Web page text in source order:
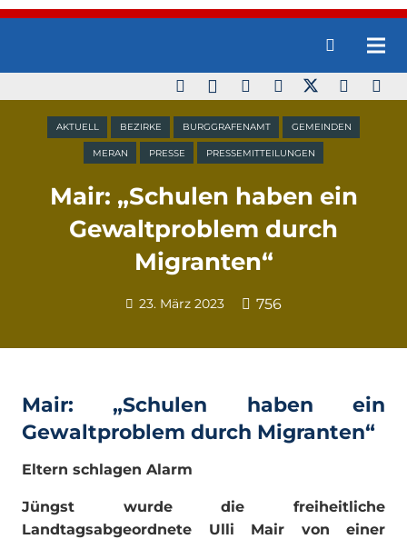
AKTUELL BEZIRKE BURGGRAFENAMT GEMEINDEN
MERAN PRESSE PRESSEMITTEILUNGEN
Mair: „Schulen haben ein
Gewaltproblem durch
Migranten“
23. März 2023 756
Mair: „Schulen haben ein
Gewaltproblem durch Migranten“
Eltern schlagen Alarm
Jüngst wurde die freiheitliche
Landtagsabgeordnete Ulli Mair von einer